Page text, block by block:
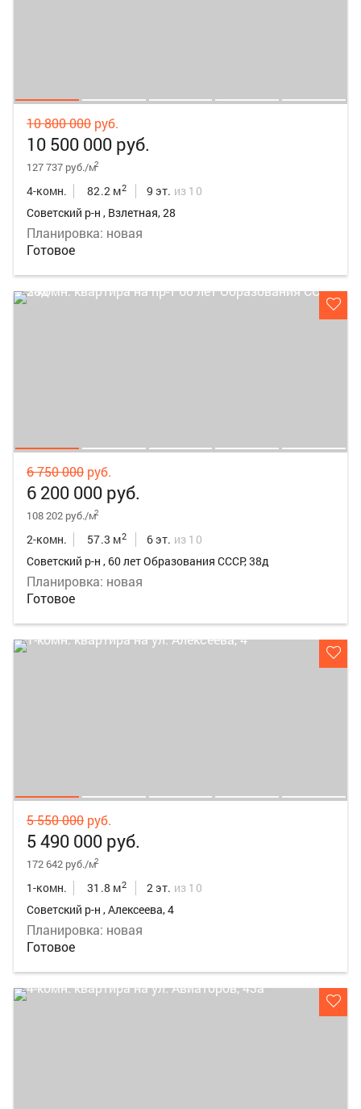
10 800 000 руб.
10 500 000 руб.
127 737 руб./м2
4-комн. 82.2 м2 9 эт. из 10
Советский р-н , Взлетная, 28
Планировка: новая
Готовое
6 750 000 руб.
6 200 000 руб.
108 202 руб./м2
2-комн. 57.3 м2 6 эт. из 10
Советский р-н , 60 лет Образования СССР, 38д
Планировка: новая
Готовое
5 550 000 руб.
5 490 000 руб.
172 642 руб./м2
1-комн. 31.8 м2 2 эт. из 10
Советский р-н , Алексеева, 4
Планировка: новая
Готовое